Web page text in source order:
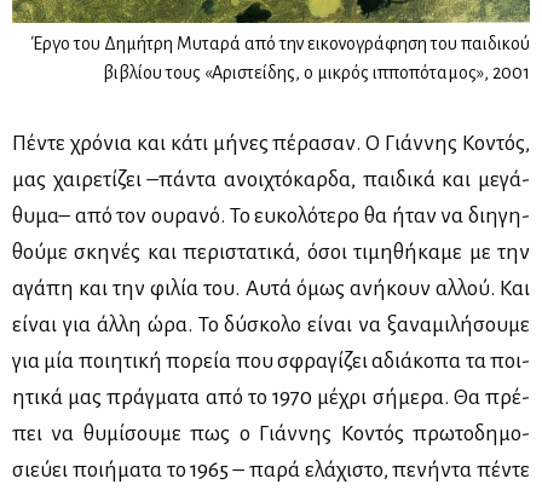
Έργο του Δημήτρη Μυταρά από την εικονογράφηση του παιδικού
βιβλίου τους «Αριστείδης, ο μικρός ιπποπόταμος», 2001
Πέ­ντε χρό­νια και κά­τι μή­νες πέ­ρα­σαν. Ο Γιάν­νης Κο­ντός,
μας χαι­ρε­τί­ζει –πά­ντα ανοι­χτό­καρ­δα, παι­δι­κά και με­γά­
θυ­μα– από τον ου­ρα­νό. Το ευ­κο­λό­τε­ρο θα ήταν να δι­η­γη­
θού­με σκη­νές και πε­ρι­στα­τι­κά, όσοι τι­μη­θή­κα­με με την
αγά­πη και την φι­λία του. Αυ­τά όμως ανή­κουν αλ­λού. Και
εί­ναι για άλ­λη ώρα. Το δύ­σκο­λο εί­ναι να ξα­να­μι­λή­σου­με
για μία ποι­η­τι­κή πο­ρεία που σφρα­γί­ζει αδιά­κο­πα τα ποι­
η­τι­κά μας πράγ­μα­τα από το 1970 μέ­χρι σή­με­ρα. Θα πρέ­
πει να θυ­μί­σου­με πως ο Γιάν­νης Κο­ντός πρω­το­δη­μο­
σιεύ­ει ποι­ή­μα­τα το 1965 – πα­ρά ελά­χι­στο, πε­νή­ντα πέ­ντε